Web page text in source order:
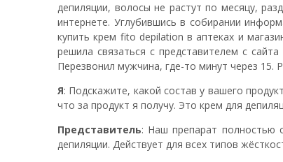
депиляции, волосы не растут по месяцу,
интернете. Углубившись в собирании
купить крем fito depilation в аптеках и
решила связаться с представителем с
Перезвонил мужчина, где-то минут через 15.
Я: Подскажите, какой состав у вашего
что за продукт я получу. Это крем для
Представитель: Наш препарат полностью
депиляции. Действует для всех типов